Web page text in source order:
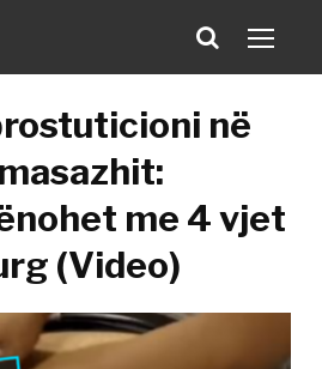
në
me 4 vjet
(Video)